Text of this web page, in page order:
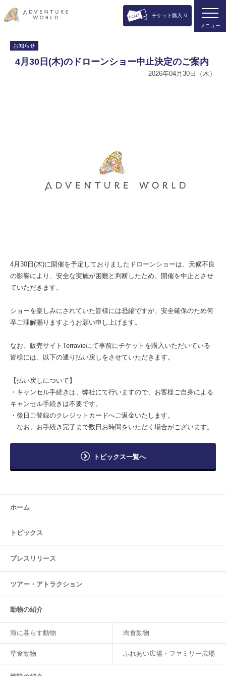
チケット購入
メニュー
お知らせ
4月30日(木)のドローンショー中止決定のご案内
2026年04月30日（木）
4月30日(木)に開催を予定しておりましたドローンショーは、天候不良
の影響により、安全な実施が困難と判断したため、開催を中止とさせ
ていただきます。
ショーを楽しみにされていた皆様には恐縮ですが、安全確保のため何
卒ご理解賜りますようお願い申し上げます。
なお、販売サイトTerravieにて事前にチケットを購入いただいている
皆様には、以下の通り払い戻しをさせていただきます。
【払い戻しについて】
・キャンセル手続きは、弊社にて行いますので、お客様ご自身による
キャンセル手続きは不要です。
・後日ご登録のクレジットカードへご返金いたします。
なお、お手続き完了まで数日お時間をいただく場合がございます。
トピックス一覧へ
ホーム
トピックス
プレスリリース
ツアー・ アトラクション
動物の紹介
海に暮らす動物 肉食動物
草食動物 ふれあい広場・ファミリー広場